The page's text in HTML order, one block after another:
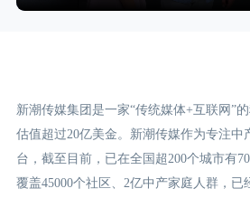
新潮传媒集团是一家“传统媒体+互联网”
估值超过20亿美金。新潮传媒作为专注中
台，截至目前，已在全国超200个城市有
覆盖45000个社区、2亿中产家庭人群，已